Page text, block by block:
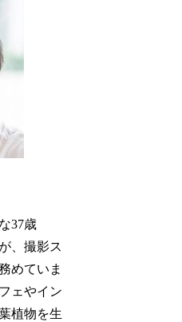
37歳
、撮影ス
めていま
ェやイン
植物を生